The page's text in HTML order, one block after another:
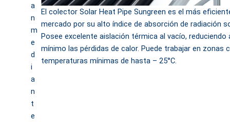
a
n
m
e
d
i
a
n
t
e
El colector Solar Heat Pipe Sungreen es el más
mercado por su alto índice de absorción de radiación
Posee excelente aislación térmica al vacío, reduciendo
mínimo las pérdidas de calor. Puede trabajar en zonas
temperaturas mínimas de hasta – 25°C.